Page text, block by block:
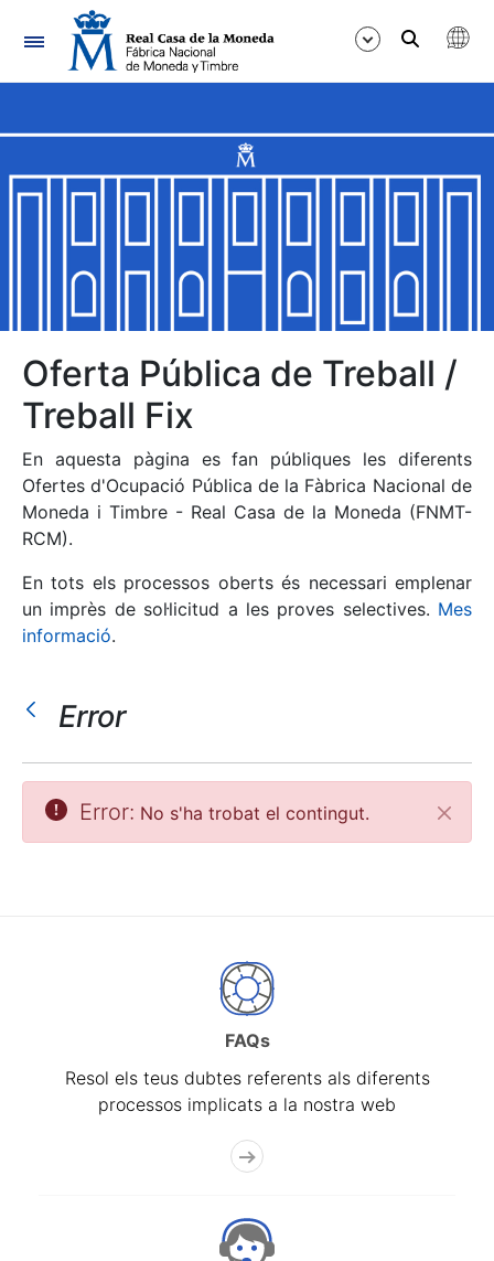
Navegació
Mostra/Amaga
Mostra/Amaga
Mostra/Amaga
Mostra/Amaga
Mostra/Amaga
Mostra/Amaga
Oferta Pública de Treball /
Treball Fix
En aquesta pàgina es fan públiques les diferents
Ofertes d'Ocupació Pública de la Fàbrica Nacional de
Moneda i Timbre - Real Casa de la Moneda (FNMT-
RCM).
En tots els processos oberts és necessari emplenar
un imprès de sol·licitud a les proves selectives. Mes
informació.
Error
Tanca
Error: No s'ha trobat el contingut.
FAQs
Resol els teus dubtes referents als diferents
processos implicats a la nostra web